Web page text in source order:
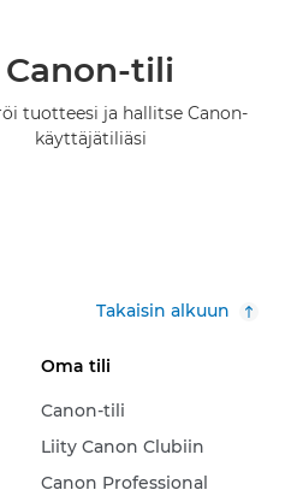
Canon-tili
tuotteesi ja hallitse Canon-
käyttäjätiliäsi
Takaisin alkuun
Oma tili
Canon-tili
Liity Canon Clubiin
Canon Professional